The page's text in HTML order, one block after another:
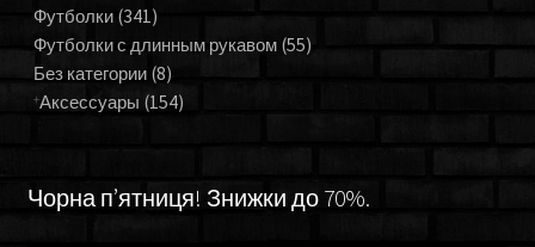
Футболки (341)
Футболки с длинным рукавом (55)
Без категории (8)
Аксессуары (154)
Чорна п’ятниця! Знижки до 70%.